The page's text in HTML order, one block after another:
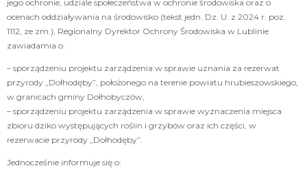
jego ochronie, udziale społeczeństwa w ochronie środowiska oraz o
ocenach oddziaływania na środowisko (tekst jedn. Dz. U. z 2024 r. poz.
1112, ze zm.), Regionalny Dyrektor Ochrony Środowiska w Lublinie
zawiadamia o:
– sporządzeniu projektu zarządzenia w sprawie uznania za rezerwat
przyrody „Dołhodęby”, położonego na terenie powiatu hrubieszowskiego,
w granicach gminy Dołhobyczów,
– sporządzeniu projektu zarządzenia w sprawie wyznaczenia miejsca
zbioru dziko występujących roślin i grzybów oraz ich części, w
rezerwacie przyrody „Dołhodęby”.
Jednocześnie informuje się o: